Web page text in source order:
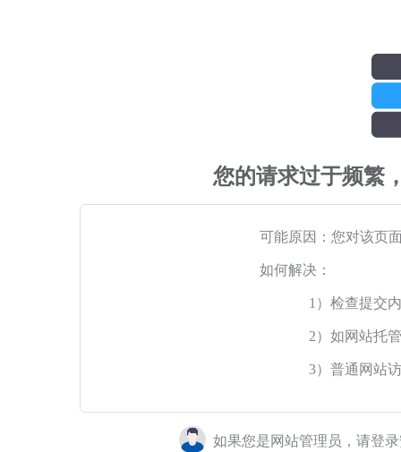
您的请求过于频繁
可能原因：您对该页
如何解决：
1）检查提交
2）如网站托
3）普通网站
如果您是网站管理员，请登